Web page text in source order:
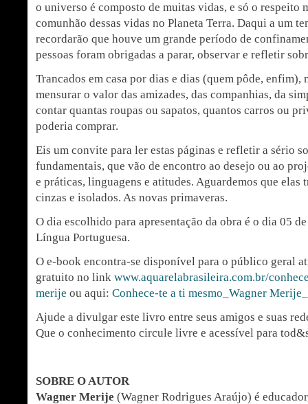
o universo é composto de muitas vidas, e só o respeito
comunhão dessas vidas no Planeta Terra. Daqui a um
recordarão que houve um grande período de
pessoas foram obrigadas a parar, observar e refletir
Trancados em casa por dias e dias (quem pôde, enfim),
mensurar o valor das amizades, das companhias, da
contar quantas roupas ou sapatos, quantos carros ou
poderia comprar.
Eis um convite para ler estas páginas e refletir a sério
fundamentais, que vão de encontro ao desejo ou ao
e práticas, linguagens e atitudes. Aguardemos que elas
cinzas e isolados. As novas primaveras.
O dia escolhido para apresentação da obra é o dia 05
Língua Portuguesa.
O e-book encontra-se disponível para o público geral
gratuito no link www.aquarelabrasileira.com.br/
merije ou aqui: Conhece-te a ti mesmo_Wagner
Ajude a divulgar este livro entre seus amigos e suas
Que o conhecimento circule livre e acessível para
SOBRE O AUTOR
Wagner Merije (Wagner Rodrigues Araújo) é